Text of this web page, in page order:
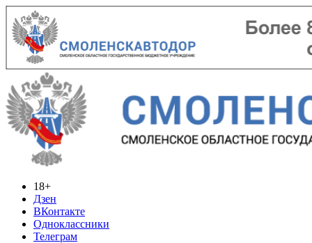
18+
Дзен
ВКонтакте
Одноклассники
Телеграм